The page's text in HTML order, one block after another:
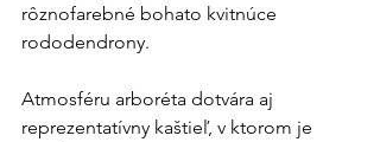
rôznofarebné bohato kvitnúce
rododendrony.
Atmosféru arboréta dotvára aj
reprezentatívny kaštieľ, v ktorom je